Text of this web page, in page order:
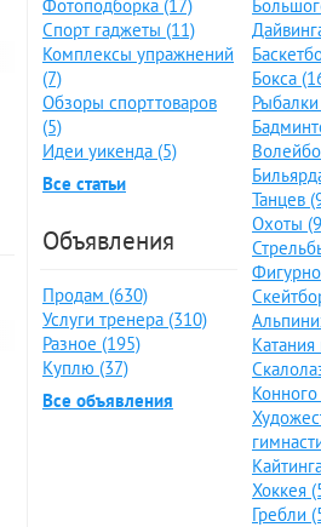
Фотоподборка (17)
Спорт гаджеты (11)
Комплексы упражнений
(7)
Обзоры спорттоваров
(5)
Идеи уикенда (5)
Все статьи
Объявления
Продам (630)
Услуги тренера (310)
Разное (195)
Куплю (37)
Все объявления
Бокса
Танцев
Охоты
Хоккея
Гребли